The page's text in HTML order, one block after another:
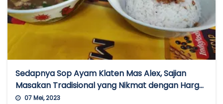
Sedapnya Sop Ayam Klaten Mas Alex, Sajian
Masakan Tradisional yang Nikmat dengan Harga
Terjangkau
07 Mei, 2023